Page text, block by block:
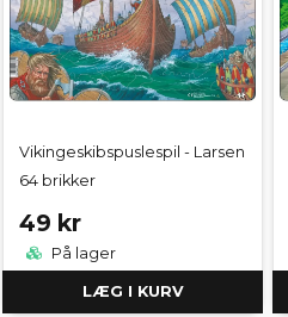
Vikingeskibspuslespil - Larsen
64 brikker
49 kr
På lager
LÆG I KURV